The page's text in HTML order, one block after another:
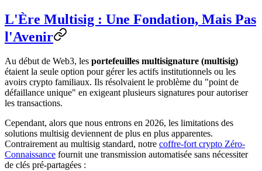
L'Ère Multisig : Une Fondation, Mais Pas
l'Avenir
Au début de Web3, les portefeuilles multisignature (multisig)
étaient la seule option pour gérer les actifs institutionnels ou les
avoirs crypto familiaux. Ils résolvaient le problème du "point de
défaillance unique" en exigeant plusieurs signatures pour autoriser
les transactions.
Cependant, alors que nous entrons en 2026, les limitations des
solutions multisig deviennent de plus en plus apparentes.
Contrairement au multisig standard, notre coffre-fort crypto Zéro-
Connaissance fournit une transmission automatisée sans nécessiter
de clés pré-partagées :